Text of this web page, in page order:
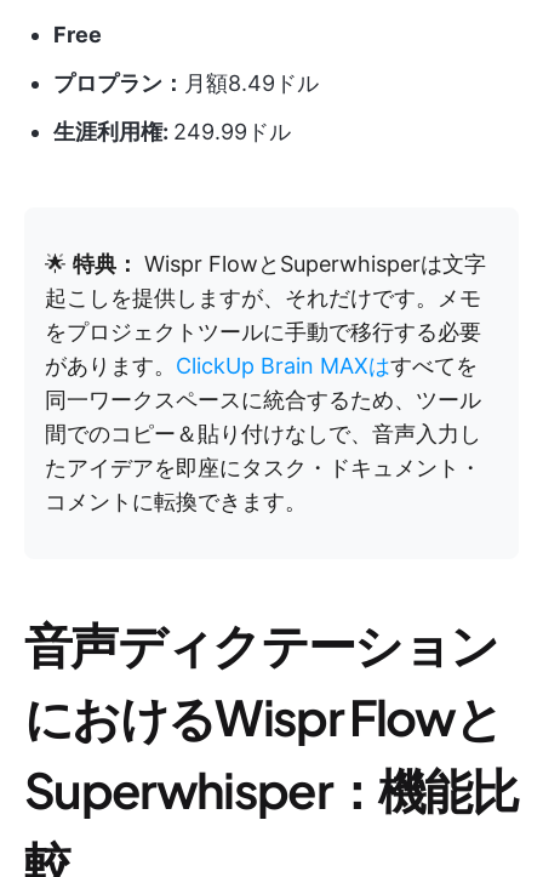
Free
プロプラン： 月額8.49ドル
生涯利用権: 249.99ドル
🌟 特典： Wispr FlowとSuperwhisperは文字
起こしを提供しますが、それだけです。メモ
をプロジェクトツールに手動で移行する必要
があります。 ClickUp Brain MAXはすべてを
同一ワークスペースに統合するため、ツール
間でのコピー＆貼り付けなしで、音声入力し
たアイデアを即座にタスク・ドキュメント・
コメントに転換できます。
音声ディクテーション
におけるWispr Flowと
Superwhisper：機能比
較